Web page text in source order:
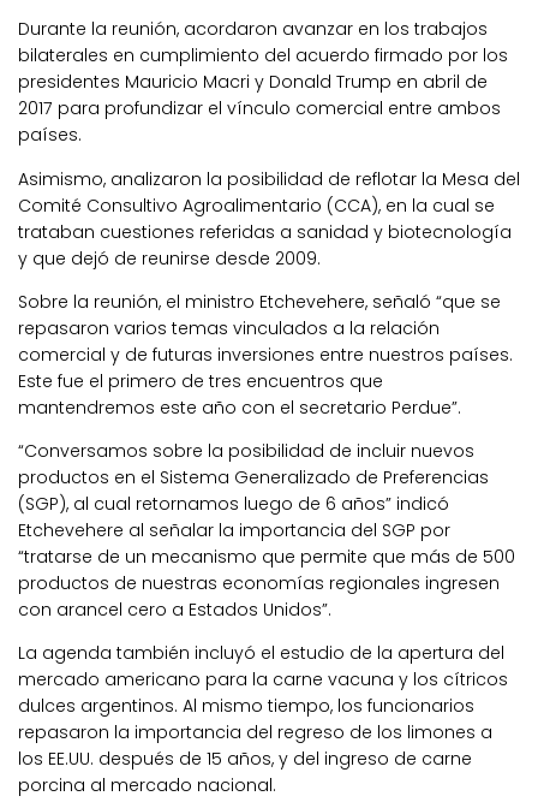
Durante la reunión, acordaron avanzar en los trabajos
bilaterales en cumplimiento del acuerdo firmado por los
presidentes Mauricio Macri y Donald Trump en abril de
2017 para profundizar el vínculo comercial entre ambos
países.
Asimismo, analizaron la posibilidad de reflotar la Mesa del
Comité Consultivo Agroalimentario (CCA), en la cual se
trataban cuestiones referidas a sanidad y biotecnología
y que dejó de reunirse desde 2009.
Sobre la reunión, el ministro Etchevehere, señaló “que se
repasaron varios temas vinculados a la relación
comercial y de futuras inversiones entre nuestros países.
Este fue el primero de tres encuentros que
mantendremos este año con el secretario Perdue”.
“Conversamos sobre la posibilidad de incluir nuevos
productos en el Sistema Generalizado de Preferencias
(SGP), al cual retornamos luego de 6 años” indicó
Etchevehere al señalar la importancia del SGP por
“tratarse de un mecanismo que permite que más de 500
productos de nuestras economías regionales ingresen
con arancel cero a Estados Unidos”.
La agenda también incluyó el estudio de la apertura del
mercado americano para la carne vacuna y los cítricos
dulces argentinos. Al mismo tiempo, los funcionarios
repasaron la importancia del regreso de los limones a
los EE.UU. después de 15 años, y del ingreso de carne
porcina al mercado nacional.